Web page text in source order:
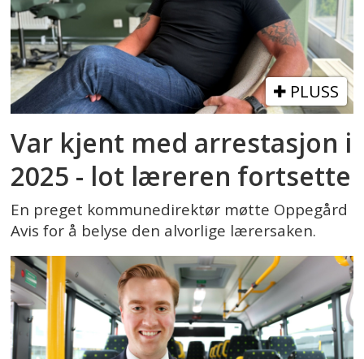
PLUSS
Var kjent med arrestasjon i
2025 - lot læreren fortsette
En preget kommunedirektør møtte Oppegård
Avis for å belyse den alvorlige lærersaken.